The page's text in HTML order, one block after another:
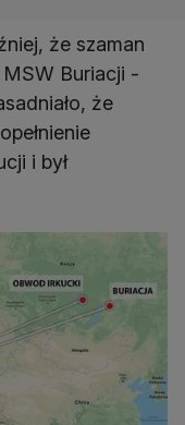
że szaman
MSW Buriacji -
że
i był